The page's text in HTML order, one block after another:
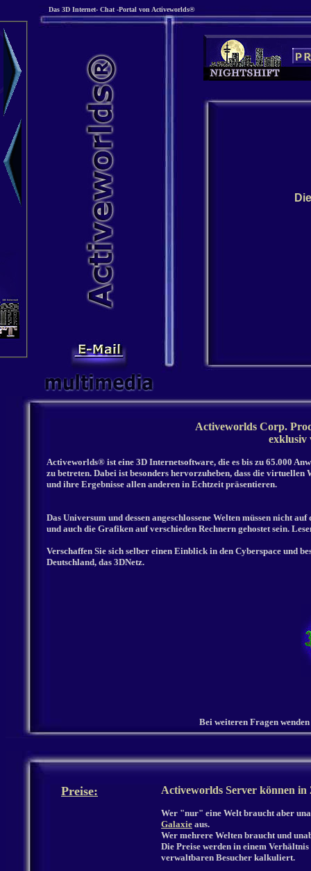
Das 3D Internet- Chat -Portal von Activeworlds®
Activeworlds Corp.
exklusiv
Activeworlds® ist eine 3D Internetsoftware, die es bis zu 65.000
zu betreten. Dabei ist besonders hervorzuheben, dass die
und ihre Ergebnisse allen anderen in Echtzeit präsentieren.
Das Universum und dessen angeschlossene Welten müssen nicht
und auch die Grafiken auf verschieden Rechnern gehostet sein.
Verschaffen Sie sich selber einen Einblick in den Cyberspace und
Deutschland, das 3DNetz.
Bei weiteren Fragen
Preise: Activeworlds Server können
Wer "nur" eine Welt braucht aber
Galaxie aus.
Wer mehrere Welten braucht und
Die Preise werden in einem
verwaltbaren Besucher kalkuliert.